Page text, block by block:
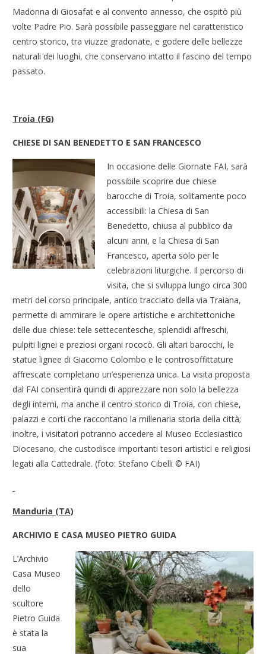
Madonna di Giosafat e al convento annesso, che ospitò più
volte Padre Pio. Sarà possibile passeggiare nel caratteristico
centro storico, tra viuzze gradonate, e godere delle bellezze
naturali dei luoghi, che conservano intatto il fascino del tempo
passato.
Troia (FG)
CHIESE DI SAN BENEDETTO E SAN FRANCESCO
In occasione delle Giornate FAI, sarà
possibile scoprire due chiese
barocche di Troia, solitamente poco
accessibili: la Chiesa di San
Benedetto, chiusa al pubblico da
alcuni anni, e la Chiesa di San
Francesco, aperta solo per le
celebrazioni liturgiche. Il percorso di
visita, che si sviluppa lungo circa 300
metri del corso principale, antico tracciato della via Traiana,
permette di ammirare le opere artistiche e architettoniche
delle due chiese: tele settecentesche, splendidi affreschi,
pulpiti lignei e preziosi organi rococò. Gli altari barocchi, le
statue lignee di Giacomo Colombo e le controsoffittature
affrescate completano un’esperienza unica. La visita proposta
dal FAI consentirà quindi di apprezzare non solo la bellezza
degli interni, ma anche il centro storico di Troia, con chiese,
palazzi e corti che raccontano la millenaria storia della città;
inoltre, i visitatori potranno accedere al Museo Ecclesiastico
Diocesano, che custodisce importanti tesori artistici e religiosi
legati alla Cattedrale. (foto: Stefano Cibelli © FAI)
Manduria (TA)
ARCHIVIO E CASA MUSEO PIETRO GUIDA
L’Archivio
Casa Museo
dello
scultore
Pietro Guida
è stata la
sua